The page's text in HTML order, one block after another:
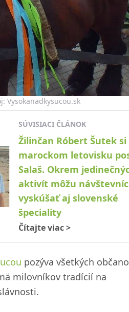
Vysokanadkysucou.sk
SÚVISIACI ČLÁNOK
Žilinčan Róbert Šutek si
marockom letovisku
Salaš. Okrem
aktivít môžu
vyskúšať aj slovenské
špeciality
Čítajte viac>
pozýva všetkých
milovníkov tradícií na